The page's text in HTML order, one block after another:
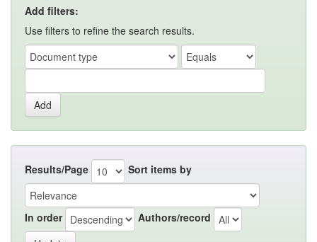
Add filters:
Use filters to refine the search results.
Results/Page Sort items by
In order Authors/record